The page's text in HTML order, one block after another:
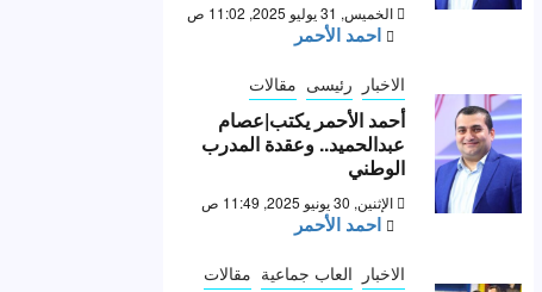
الخميس, 31 يوليو 2025, 11:02 ص
احمد الأحمر
الاخبار رئيسى مقالات
أحمد الأحمر يكتب|عصام
عبدالحميد.. وعقدة المدرب
الوطني
الإثنين, 30 يونيو 2025, 11:49 ص
احمد الأحمر
الاخبار العاب جماعية مقالات